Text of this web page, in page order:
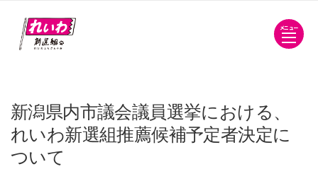
メニュー
新潟県内市議会議員選挙における、
れいわ新選組推薦候補予定者決定に
ついて